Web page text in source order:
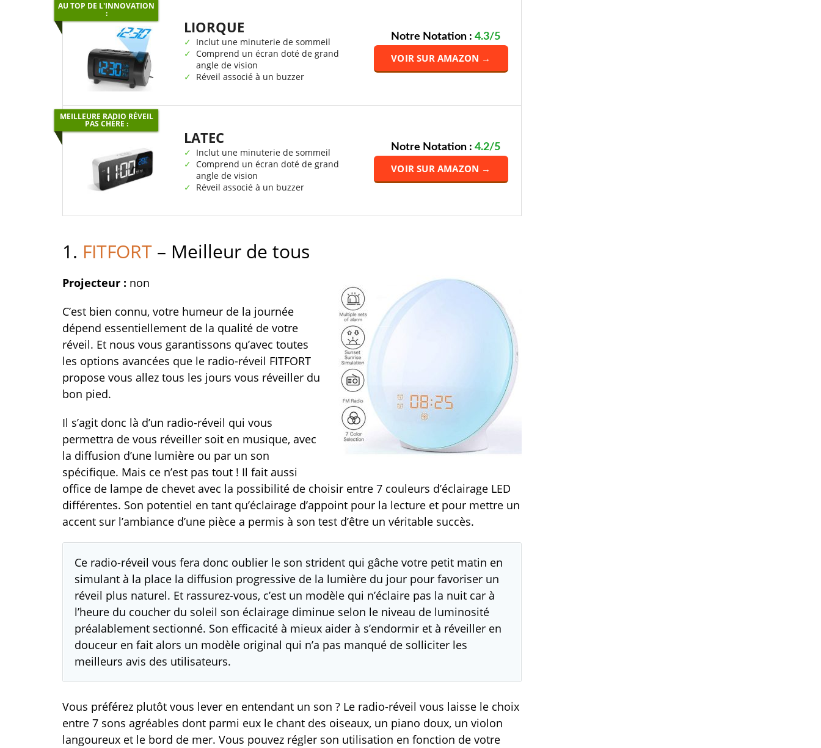
AU TOP DE L'INNOVATION
:
LIORQUE
Inclut une minuterie de sommeil
Comprend un écran doté de grand
angle de vision
Réveil associé à un buzzer
Notre Notation : 4.3/5
VOIR SUR AMAZON →
MEILLEURE RADIO RÉVEIL
PAS CHÈRE :
LATEC
Inclut une minuterie de sommeil
Comprend un écran doté de grand
angle de vision
Réveil associé à un buzzer
Notre Notation : 4.2/5
VOIR SUR AMAZON →
1. FITFORT – Meilleur de tous
Projecteur : non
C’est bien connu, votre humeur de la journée
dépend essentiellement de la qualité de votre
réveil. Et nous vous garantissons qu’avec toutes
les options avancées que le radio-réveil FITFORT
propose vous allez tous les jours vous réveiller du
bon pied.
Il s’agit donc là d’un radio-réveil qui vous
permettra de vous réveiller soit en musique, avec
la diffusion d’une lumière ou par un son
spécifique. Mais ce n’est pas tout ! Il fait aussi
office de lampe de chevet avec la possibilité de choisir entre 7 couleurs d’éclairage LED
différentes. Son potentiel en tant qu’éclairage d’appoint pour la lecture et pour mettre un
accent sur l’ambiance d’une pièce a permis à son test d’être un véritable succès.
Ce radio-réveil vous fera donc oublier le son strident qui gâche votre petit matin en
simulant à la place la diffusion progressive de la lumière du jour pour favoriser un
réveil plus naturel. Et rassurez-vous, c’est un modèle qui n’éclaire pas la nuit car à
l’heure du coucher du soleil son éclairage diminue selon le niveau de luminosité
préalablement sectionné. Son efficacité à mieux aider à s’endormir et à réveiller en
douceur en fait alors un modèle original qui n’a pas manqué de solliciter les
meilleurs avis des utilisateurs.
Vous préférez plutôt vous lever en entendant un son ? Le radio-réveil vous laisse le choix
entre 7 sons agréables dont parmi eux le chant des oiseaux, un piano doux, un violon
langoureux et le bord de mer. Vous pouvez régler son utilisation en fonction de votre